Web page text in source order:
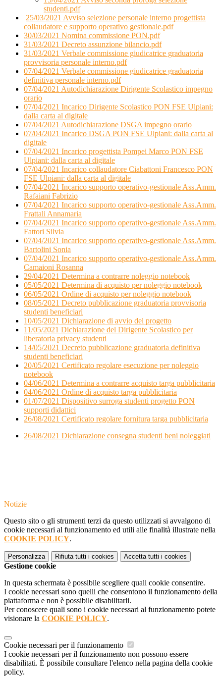
studenti.pdf
25/03/2021 Avviso selezione personale interno progettista
collaudatore e supporto operativo gestionale.pdf
30/03/2021 Nomina commissione PON.pdf
31/03/2021 Decreto assunzione bilancio.pdf
31/03/2021 Verbale commissione giudicatrice graduatoria
provvisoria personale interno.pdf
07/04/2021 Verbale commissione giudicatrice graduatoria
definitiva personale interno.pdf
07/04/2021 Autodichiarazione Dirigente Scolastico impegno
orario
07/04/2021 Incarico Dirigente Scolastico PON FSE Ulpiani:
dalla carta al digitale
07/04/2021 Autodichiarazione DSGA impegno orario
07/04/2021 Incarico DSGA PON FSE Ulpiani: dalla carta al
digitale
07/04/2021 Incarico progettista Pompei Marco PON FSE
Ulpiani: dalla carta al digitale
07/04/2021 Incarico collaudatore Ciabattoni Francesco PON
FSE Ulpiani: dalla carta al digitale
07/04/2021 Incarico supporto operativo-gestionale Ass.Amm.
Rafaiani Fabrizio
07/04/2021 Incarico supporto operativo-gestionale Ass.Amm.
Frattali Annamaria
07/04/2021 Incarico supporto operativo-gestionale Ass.Amm.
Fattori Silvia
07/04/2021 Incarico supporto operativo-gestionale Ass.Amm.
Bartolini Sonia
07/04/2021 Incarico supporto operativo-gestionale Ass.Amm.
Camaioni Rosanna
29/04/2021 Determina a contrarre noleggio notebook
05/05/2021 Determina di acquisto per noleggio notebook
06/05/2021 Ordine di acquisto per noleggio notebook
08/05/2021 Decreto pubblicazione graduatoria provvisoria
studenti beneficiari
10/05/2021 Dichiarazione di avvio del progetto
11/05/2021 Dichiarazione del Dirigente Scolastico per
liberatoria privacy studenti
14/05/2021 Decreto pubblicazione graduatoria definitiva
studenti beneficiari
20/05/2021 Certificato regolare esecuzione per noleggio
notebook
04/06/2021 Determina a contrarre acquisto targa pubblicitaria
04/06/2021 Ordine di acquisto targa pubblicitaria
01/07/2021 Dispositivo surroga studenti progetto PON
supporti didattici
26/08/2021 Certificato regolare fornitura targa pubblicitaria
26/08/2021 Dichiarazione consegna studenti beni noleggiati
Notizie
Questo sito o gli strumenti terzi da questo utilizzati si avvalgono di
cookie necessari al funzionamento ed utili alle finalità illustrate nella
COOKIE POLICY.
Personalizza Rifiuta tutti i cookies Accetta tutti i cookies
Gestione cookie
In questa schermata è possibile scegliere quali cookie consentire.
I cookie necessari sono quelli che consentono il funzionamento della
piattaforma e non è possibile disabilitarli.
Per conoscere quali sono i cookie necessari al funzionamento potete
visionare la COOKIE POLICY.
Cookie necessari per il funzionamento
I cookie necessari per il funzionamento non possono essere
disabilitati. È possibile consultare l'elenco nella pagina della cookie
policy.